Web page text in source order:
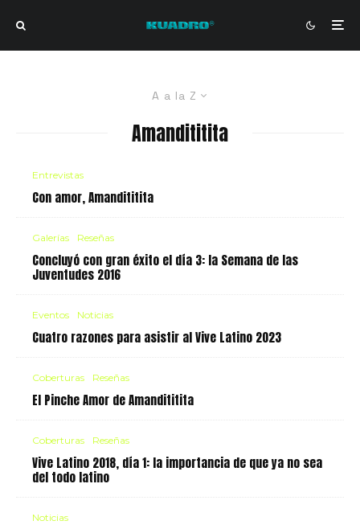
A a la Z
Amandititita
Entrevistas
Con amor, Amandititita
Galerías Reseñas
Concluyó con gran éxito el día 3: la Semana de las
Juventudes 2016
Eventos Noticias
Cuatro razones para asistir al Vive Latino 2023
Coberturas Reseñas
El Pinche Amor de Amandititita
Coberturas Reseñas
Vive Latino 2018, día 1: la importancia de que ya no sea
del todo latino
Noticias